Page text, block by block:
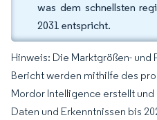
was dem schnellsten
2031 entspricht.
Hinweis: Die Marktgrößen- und
Bericht werden mithilfe des
Mordor Intelligence erstellt
Daten und Erkenntnissen bis